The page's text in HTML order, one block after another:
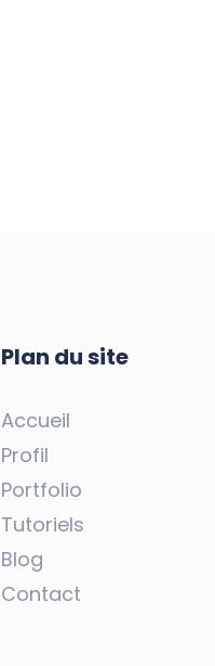
Plan du site
Accueil
Profil
Portfolio
Tutoriels
Blog
Contact